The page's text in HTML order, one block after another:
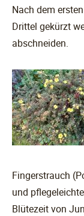
Nach dem
Drittel gekürzt
abschneiden.
Fingerstrauch
und
Blütezeit von